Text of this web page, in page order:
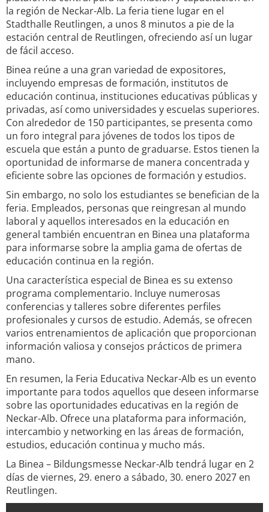
la región de Neckar-Alb. La feria tiene lugar en el
Stadthalle Reutlingen, a unos 8 minutos a pie de la
estación central de Reutlingen, ofreciendo así un lugar
de fácil acceso.
Binea reúne a una gran variedad de expositores,
incluyendo empresas de formación, institutos de
educación continua, instituciones educativas públicas y
privadas, así como universidades y escuelas superiores.
Con alrededor de 150 participantes, se presenta como
un foro integral para jóvenes de todos los tipos de
escuela que están a punto de graduarse. Estos tienen la
oportunidad de informarse de manera concentrada y
eficiente sobre las opciones de formación y estudios.
Sin embargo, no solo los estudiantes se benefician de la
feria. Empleados, personas que reingresan al mundo
laboral y aquellos interesados en la educación en
general también encuentran en Binea una plataforma
para informarse sobre la amplia gama de ofertas de
educación continua en la región.
Una característica especial de Binea es su extenso
programa complementario. Incluye numerosas
conferencias y talleres sobre diferentes perfiles
profesionales y cursos de estudio. Además, se ofrecen
varios entrenamientos de aplicación que proporcionan
información valiosa y consejos prácticos de primera
mano.
En resumen, la Feria Educativa Neckar-Alb es un evento
importante para todos aquellos que deseen informarse
sobre las oportunidades educativas en la región de
Neckar-Alb. Ofrece una plataforma para información,
intercambio y networking en las áreas de formación,
estudios, educación continua y mucho más.
La Binea – Bildungsmesse Neckar-Alb tendrá lugar en 2
días de viernes, 29. enero a sábado, 30. enero 2027 en
Reutlingen.